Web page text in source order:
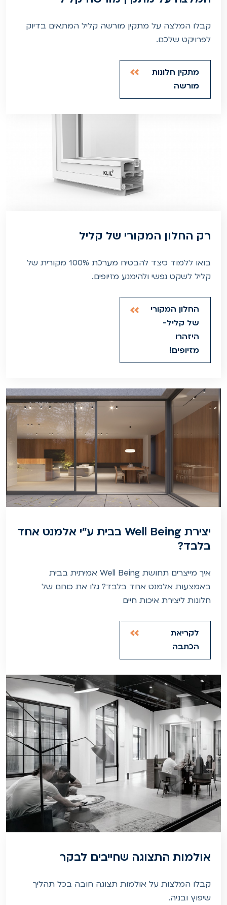
קבלו המלצה על מתקין מורשה קליל המתאים בדיוק
לפרויקט שלכם.
מתקין חלונות
מורשה
רק החלון המקורי של קליל
בואו ללמוד כיצד להבטיח מערכת 100% מקורית של
קליל לשקט נפשי ולהימנע מזיופים.
החלון המקורי
של קליל-
היזהרו
מזיופים!
יצירת Well Being בבית ע"י אלמנט אחד
בלבד?
איך מייצרים תחושת Well Being אמיתית בבית
באמצעות אלמנט אחד בלבד? גלו את כוחם של
חלונות ליצירת איכות חיים
לקריאת
הכתבה
אולמות התצוגה שחייבים לבקר
קבלו המלצות על אולמות תצוגה חובה בכל תהליך
שיפוץ ובניה.